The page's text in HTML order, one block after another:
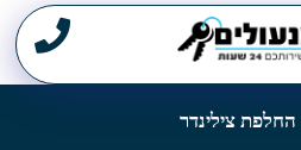
החלפת צילינדר